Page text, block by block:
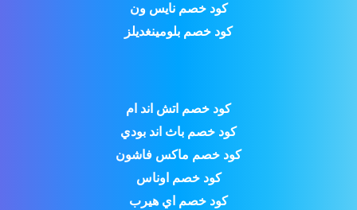
كود خصم نايس ون
كود خصم بلومينغديلز
كود خصم اتش اند ام
كود خصم باث اند بودي
كود خصم ماكس فاشون
كود خصم اوناس
كود خصم اي هيرب